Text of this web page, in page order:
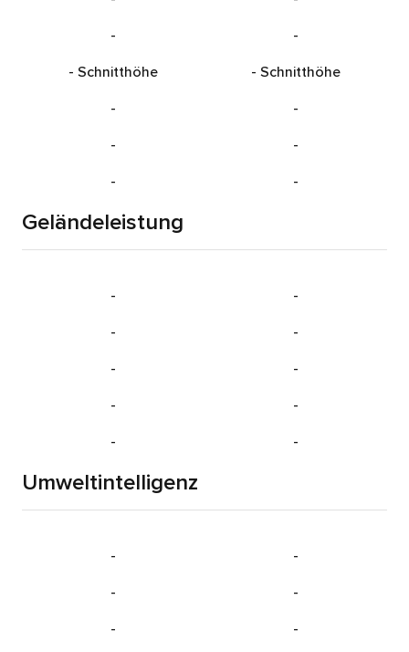
-
-
- Schnitthöhe - Schnitthöhe
-
-
-
-
-
-
Geländeleistung
-
-
-
-
-
-
-
-
-
-
Umweltintelligenz
-
-
-
-
-
-